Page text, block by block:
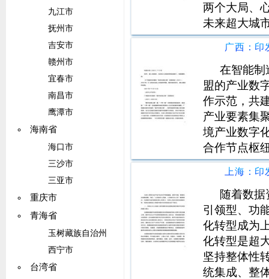
九江市
抚州市
吉安市
赣州市
宜春市
南昌市
鹰潭市
海南省
海口市
三沙市
三亚市
重庆市
青海省
玉树藏族自治州
西宁市
台湾省
两个大局、
未来超大城
化国家新气
带。五、着
近平总书记
理
在智能制
盟的产业数
作示范，共
产业要素集
境产业数字
合作节点枢
合作机制，
杆企业，支
推动产能合
随着数据
引领型、功
化转型成为
化转型是超
坚持整体性
统集成、整